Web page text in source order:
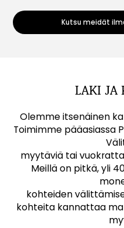
Kutsu meidät
LAKI JA
Olemme itsenäinen
Toimimme pääasiassa
myytäviä tai
Meillä on pitkä, yli
kohteiden
kohteita kannattaa